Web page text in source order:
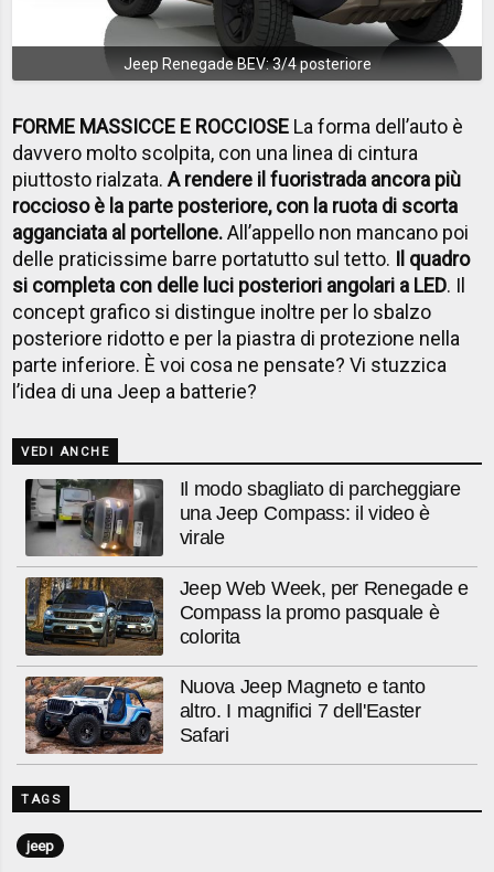
Jeep Renegade BEV: 3/4 posteriore
FORME MASSICCE E ROCCIOSE La forma dell’auto è
davvero molto scolpita, con una linea di cintura
piuttosto rialzata.A rendere il fuoristrada ancora più
roccioso è la parte posteriore, con la ruota di scorta
agganciata al portellone.All’appello non mancano poi
delle praticissime barre portatutto sul tetto. Il quadro
si completa con delle luci posteriori angolari a LED. Il
concept grafico si distingue inoltre per lo sbalzo
posteriore ridotto e per la piastra di protezione nella
parte inferiore. È voi cosa ne pensate? Vi stuzzica
l’idea di una Jeep a batterie?
VEDI ANCHE
Il modo sbagliato di parcheggiare
una Jeep Compass: il video è
virale
Jeep Web Week, per Renegade e
Compass la promo pasquale è
colorita
Nuova Jeep Magneto e tanto
altro. I magnifici 7 dell'Easter
Safari
TAGS
jeep